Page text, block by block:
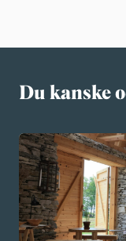
Du kanske